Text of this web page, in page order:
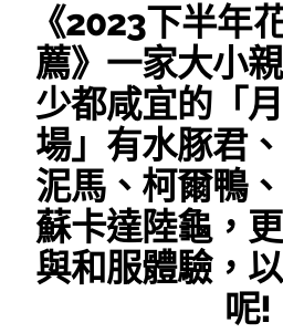
《2023下半年
薦》一家大小
少都咸宜的「
場」有水豚君
泥馬、柯爾鴨
蘇卡達陸龜，
與和服體驗，
呢!